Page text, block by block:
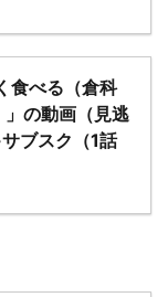
食べる（倉科
の動画（見逃
ブスク（1話